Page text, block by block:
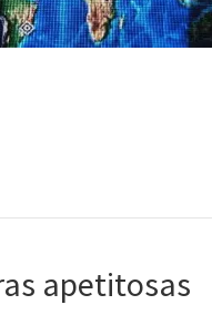
apetitosas